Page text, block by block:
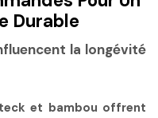
Durable
la longévité
et bambou offrent